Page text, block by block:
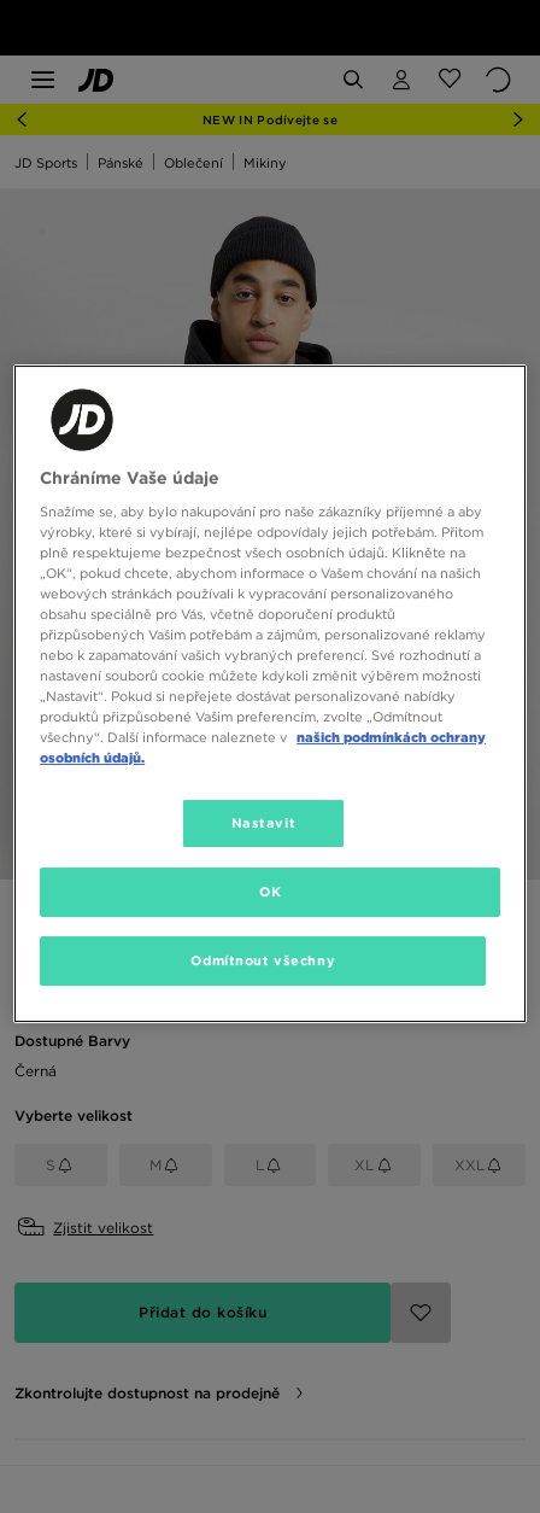
NEW IN Podívejte se
JD Sports Pánské Oblečení Mikiny
JORDAN MIKINA S KAPUCÍ M J ESS FLC PO HOODIE
Dostupné Barvy
Černá
Vyberte velikost
S M L XL XXL
Zjistit velikost
Přidat do košíku
Zkontrolujte dostupnost na prodejně
Chráníme Vaše údaje
Snažíme se, aby bylo nakupování pro naše zákazníky příjemné a aby
výrobky, které si vybírají, nejlépe odpovídaly jejich potřebám. Přitom
plně respektujeme bezpečnost všech osobních údajů. Klikněte na
„OK“, pokud chcete, abychom informace o Vašem chování na našich
webových stránkách používali k vypracování personalizovaného
obsahu speciálně pro Vás, včetně doporučení produktů
přizpůsobených Vašim potřebám a zájmům, personalizované reklamy
nebo k zapamatování vašich vybraných preferencí. Své rozhodnutí a
nastavení souborů cookie můžete kdykoli změnit výběrem možnosti
„Nastavit“. Pokud si nepřejete dostávat personalizované nabídky
produktů přizpůsobené Vašim preferencím, zvolte „Odmítnout
všechny“. Další informace naleznete v našich podmínkách ochrany
osobních údajů.
Nastavit
Odmítnout všechny
OK